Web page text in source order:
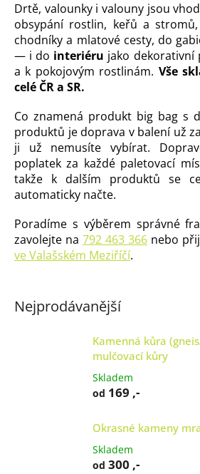
Drtě, valounky i valouny jsou
obsypání rostlin, keřů a
chodníky a mlatové cesty, do
— i do interiéru jako dekorativní
a k pokojovým rostlinám. Vše
celé ČR a SR.
Co znamená produkt big bag s
produktů je doprava v balení už
ji už nemusíte vybírat.
poplatek za každé paletovací
takže k dalším produktů se
automaticky načte.
Poradíme s výběrem správné
zavolejte na 792 463 366 nebo
ve Valašském Meziříčí.
Nejprodávanější
Kamenná kůra
mulčovací kůry
Skladem
od 169 ,-
Okrasné kameny
Skladem
od 300 ,-